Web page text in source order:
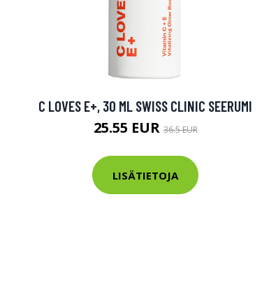
C LOVES E+, 30 ML SWISS CLINIC SEERUMI
25.55 EUR36.5 EUR
LISÄTIETOJA